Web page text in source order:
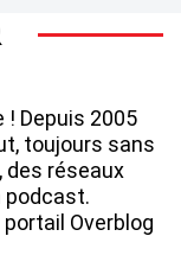
! Depuis 2005
toujours sans
des réseaux
podcast.
portail Overblog